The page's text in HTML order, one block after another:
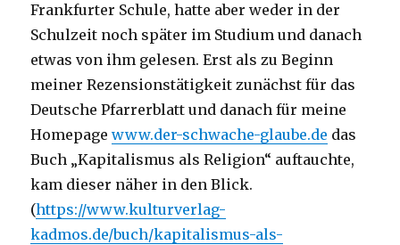
Frankfurter Schule, hatte aber weder in der
Schulzeit noch später im Studium und danach
etwas von ihm gelesen. Erst als zu Beginn
meiner Rezensionstätigkeit zunächst für das
Deutsche Pfarrerblatt und danach für meine
Homepagewww.der-schwache-glaube.de das
Buch „Kapitalismus als Religion“ auftauchte,
kam dieser näher in den Blick.
(https://www.kulturverlag-
kadmos.de/buch/kapitalismus-als-